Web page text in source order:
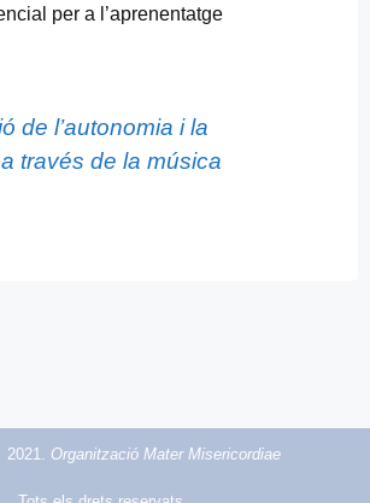
per a l’aprenentatge
de l’autonomia i la
través de la música
Organització Mater Misericordiae